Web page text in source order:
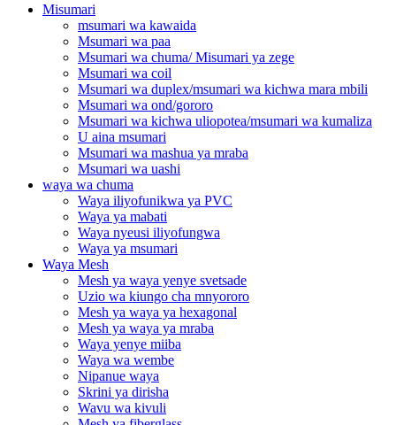
Misumari
msumari wa kawaida
Msumari wa paa
Msumari wa chuma/ Misumari ya zege
Msumari wa coil
Msumari wa duplex/msumari wa kichwa mara mbili
Msumari wa ond/gororo
Msumari wa kichwa uliopotea/msumari wa kumaliza
U aina msumari
Msumari wa mashua ya mraba
Msumari wa uashi
waya wa chuma
Waya iliyofunikwa ya PVC
Waya ya mabati
Waya nyeusi iliyofungwa
Waya ya msumari
Waya Mesh
Mesh ya waya yenye svetsade
Uzio wa kiungo cha mnyororo
Mesh ya waya ya hexagonal
Mesh ya waya ya mraba
Waya yenye miiba
Waya wa wembe
Nipanue waya
Skrini ya dirisha
Wavu wa kivuli